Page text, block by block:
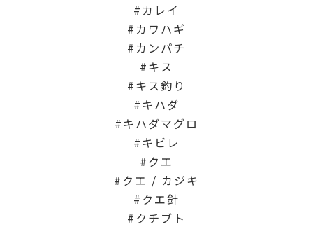
カレイ
カワハギ
カンパチ
キス
キス釣り
キハダ
キハダマグロ
キビレ
クエ
クエ / カジキ
クエ針
クチブト